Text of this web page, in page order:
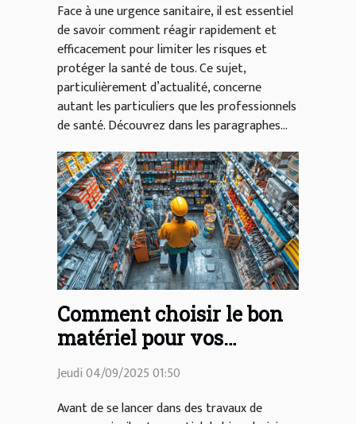
Face à une urgence sanitaire, il est essentiel
de savoir comment réagir rapidement et
efficacement pour limiter les risques et
protéger la santé de tous. Ce sujet,
particulièrement d’actualité, concerne
autant les particuliers que les professionnels
de santé. Découvrez dans les paragraphes...
Comment choisir le bon
matériel pour vos
travaux de maçonnerie ?
Jeudi 04/09/2025 01:50
Avant de se lancer dans des travaux de